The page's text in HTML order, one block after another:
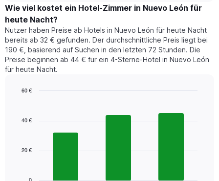
hat
1
Y-
Achse,
die
den
durchschnittlichen
Zimmerpreis
den
durchschnittlichen
Preis
eines
Zimmers
für
den
jeweiligen
Das
die
Wie viel kostet ein Hotel-Zimmer in Nuevo León für
heute Nacht?
Nutzer haben Preise ab Hotels in Nuevo León für heute Nacht
bereits ab 32 € gefunden. Der durchschnittliche Preis liegt bei
190 €, basierend auf Suchen in den letzten 72 Stunden. Die
Preise beginnen ab 44 € für ein 4-Sterne-Hotel in Nuevo León
für heute Nacht.
with
Das
20 €
40 €
60 €